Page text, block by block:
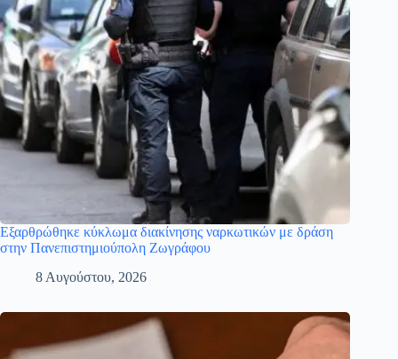
Εξαρθρώθηκε κύκλωμα διακίνησης ναρκωτικών με δράση
στην Πανεπιστημιούπολη Ζωγράφου
8 Αυγούστου, 2026